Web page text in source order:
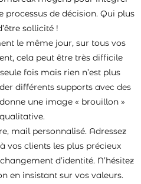
de décision. Qui plus
sollicité !
le même jour, sur tous vos
cela peut être très difficile
fois mais rien n’est plus
différents supports avec des
une image « brouillon »
mail personnalisé. Adressez
vos clients les plus précieux
d’identité. N’hésitez
en insistant sur vos valeurs.